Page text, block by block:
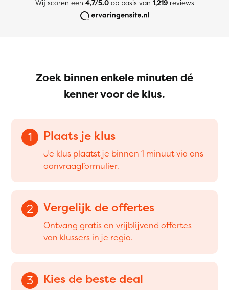
Wij scoren een 4,7/5.0op basis van 1,219reviews
Zoek binnen enkele minuten dé
kenner voor de klus.
1 Plaats je klus
Je klus plaatst je binnen 1 minuut via ons
aanvraagformulier.
2 Vergelijk de offertes
Ontvang gratis en vrijblijvend offertes
van klussers in je regio.
3 Kies de beste deal